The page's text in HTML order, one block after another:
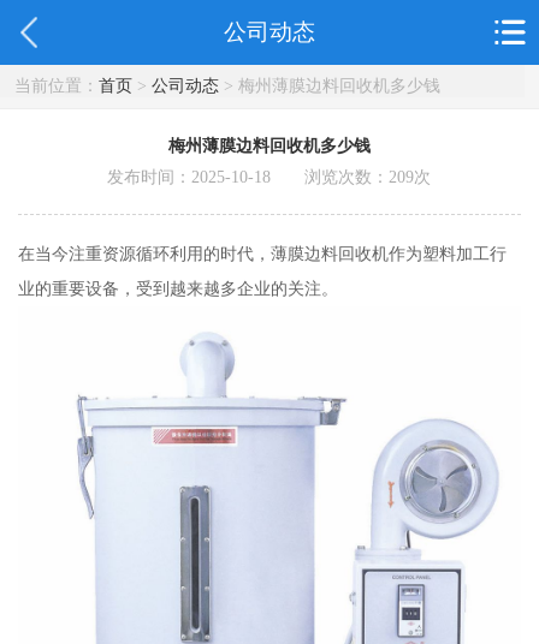
公司动态
当前位置： 首页> 公司动态> 梅州薄膜边料回收机多少钱
梅州薄膜边料回收机多少钱
发布时间：2025-10-18 浏览次数：209次
在当今注重资源循环利用的时代，薄膜边料回收机作为塑料加工行
业的重要设备，受到越来越多企业的关注。